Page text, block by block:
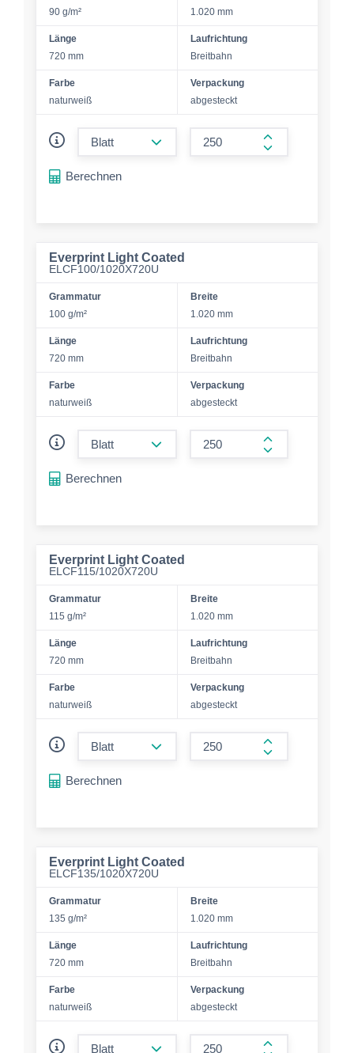
90 g/m² 1.020 mm
Länge
720 mm
Laufrichtung
Breitbahn
Farbe
naturweiß
Verpackung
abgesteckt
form.increase-
Berechnen
Everprint Light Coated
ELCF100/1020X720U
Grammatur
100 g/m²
Breite
1.020 mm
Länge
720 mm
Laufrichtung
Breitbahn
Farbe
naturweiß
Verpackung
abgesteckt
form.increase-
Berechnen
Everprint Light Coated
ELCF115/1020X720U
Grammatur
115 g/m²
Breite
1.020 mm
Länge
720 mm
Laufrichtung
Breitbahn
Farbe
naturweiß
Verpackung
abgesteckt
form.increase-
Berechnen
Everprint Light Coated
ELCF135/1020X720U
Grammatur
135 g/m²
Breite
1.020 mm
Länge
720 mm
Laufrichtung
Breitbahn
Farbe
naturweiß
Verpackung
abgesteckt